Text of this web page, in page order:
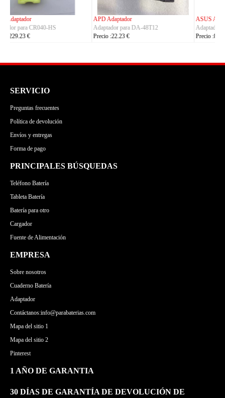
ASUS Adaptador
Adaptador para ADP-380AB_B
Precio :86.23 €
OLYMPUS Adaptador
Adaptador para CH4000
Precio :100.23 €
SERVICIO
Preguntas frecuentes
Política de devolución
Envíos y entregas
Forma de pago
PRINCIPALES BÚSQUEDAS
Teléfono Batería
Tableta Batería
Batería para otro
Cargador
Fuente de Alimentación
EMPRESA
Sobre nosotros
Cuaderno Batería
Adaptador
Contáctanos:info@parabaterias.com
Mapa del sitio 1
Mapa del sitio 2
Pinterest
1 AÑO DE GARANTIA
30 DÍAS DE GARANTÍA DE DEVOLUCIÓN DE